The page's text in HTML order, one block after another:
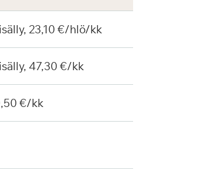
23,10 €/hlö/kk
47,30 €/kk
€/kk